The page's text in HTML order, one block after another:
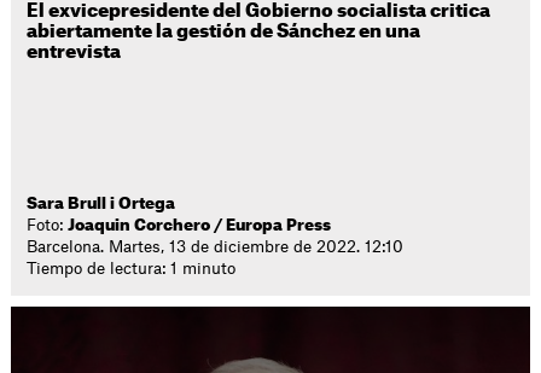
El exvicepresidente del Gobierno socialista critica
abiertamente la gestión de Sánchez en una
entrevista
Sara Brull i Ortega
Foto:Joaquin Corchero / Europa Press
Barcelona. Martes, 13 de diciembre de 2022. 12:10
Tiempo de lectura: 1 minuto